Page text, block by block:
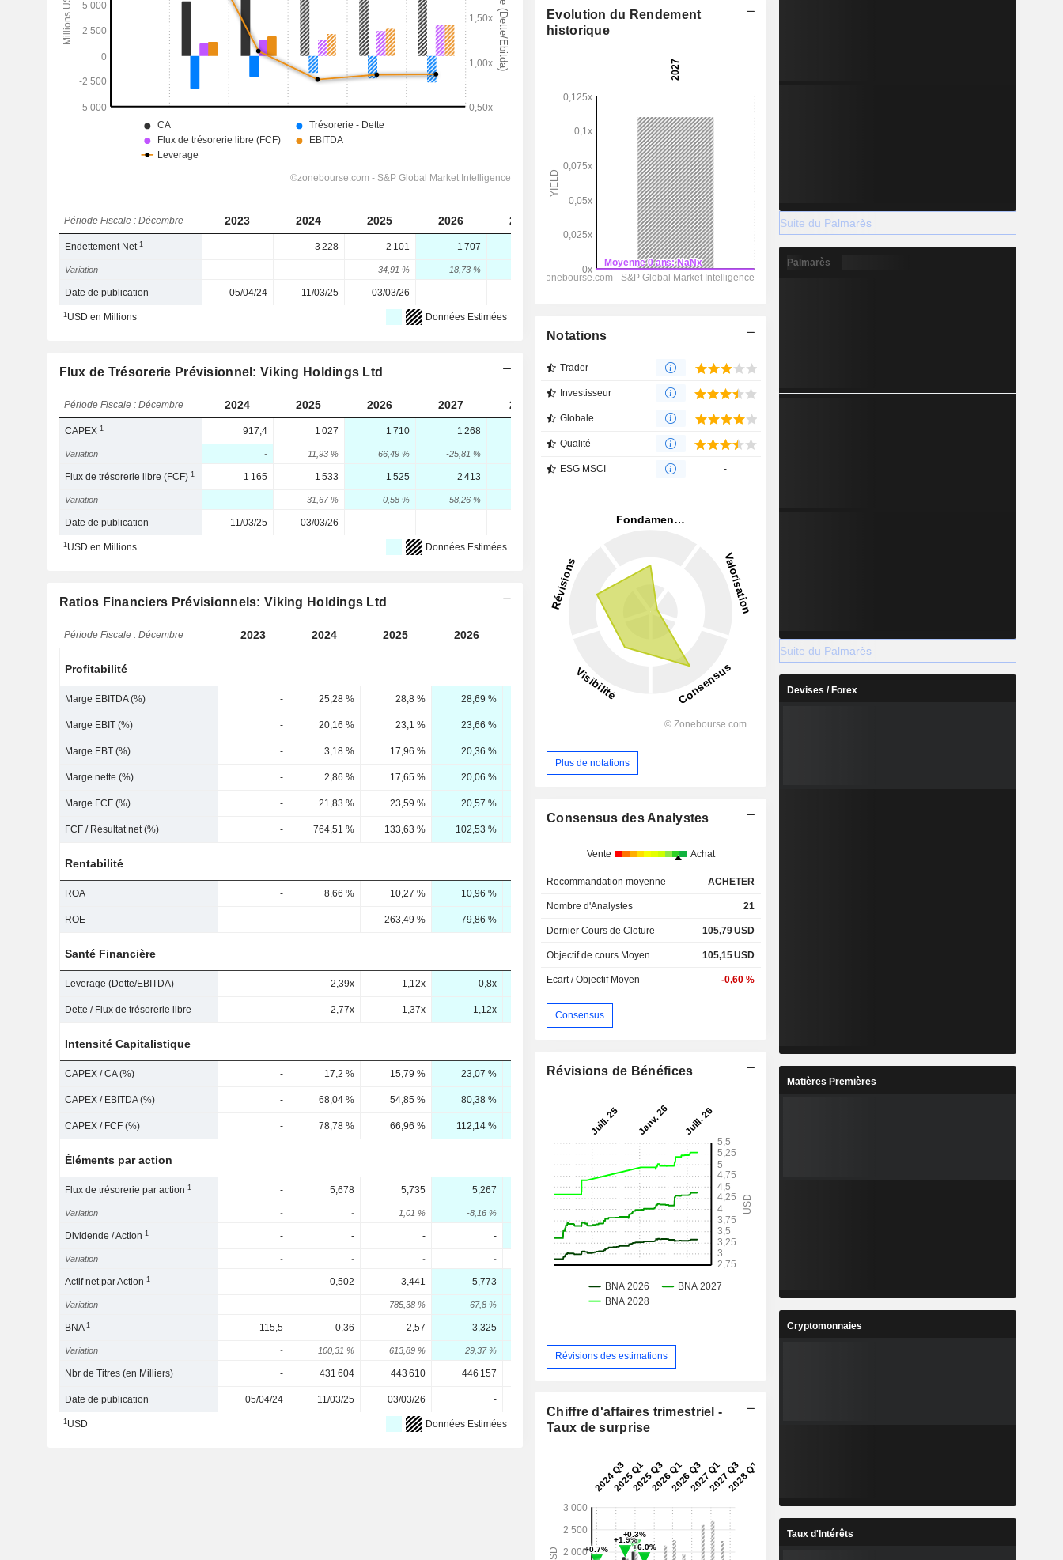
Période Fiscale : Décembre 2023 2024 2025 2026 2027
Endettement Net1 - 3 228 2 101 1 707
Variation - - -34,91 % -18,73 % 15,82 %
Date de publication 05/04/24 11/03/25 03/03/26 -
1USD en Millions Données Estimées
Flux de Trésorerie Prévisionnel: Viking Holdings Ltd
Période Fiscale : Décembre 2024 2025 2026 2027 2028
CAPEX1 917,4 1 027 1 710 1 268
Variation - 11,93 % 66,49 % -25,81 %
Flux de trésorerie libre (FCF)1 1 165 1 533 1 525 2 413 3 059
Variation - 31,67 % -0,58 % 58,26 %
Date de publication 11/03/25 03/03/26 - -
1USD en Millions Données Estimées
Ratios Financiers Prévisionnels: Viking Holdings Ltd
Période Fiscale : Décembre 2023 2024 2025 2026 2028
Profitabilité
Marge EBITDA (%) - 25,28 % 28,8 % 28,69 % 30,43 %
Marge EBIT (%) - 20,16 % 23,1 % 23,66 %
Marge EBT (%) - 3,18 % 17,96 % 20,36 % 22,47 % 23,83 %
Marge nette (%) - 2,86 % 17,65 % 20,06 % 22,09 % 23,34 %
Marge FCF (%) - 21,83 % 23,59 % 20,57 %
FCF / Résultat net (%) - 764,51 % 133,63 % 102,53 %
Rentabilité
ROA - 8,66 % 10,27 % 10,96 %
ROE - - 263,49 % 79,86 %
Santé Financière
Leverage (Dette/EBITDA) - 2,39x 1,12x 0,8x 0,86x 0,86x
Dette / Flux de trésorerie libre - 2,77x 1,37x 1,12x 0,94x
Intensité Capitalistique
CAPEX / CA (%) - 17,2 % 15,79 % 23,07 % 14,28 % 14,11 %
CAPEX / EBITDA (%) - 68,04 % 54,85 % 80,38 %
CAPEX / FCF (%) - 78,78 % 66,96 % 112,14 %
Éléments par action
Flux de trésorerie par action1 - 5,678 5,735 5,267 6,889 6,83
Variation - - 1,01 % -8,16 % 30,8 % -0,86 %
Dividende / Action1 - - - - 0,1126
Variation - - - - -
Actif net par Action1 - -0,502 3,441 5,773 13,18
Variation - - 785,38 % 67,8 % 40,77 %
BNA1 -115,5 0,36 2,57 3,325
Variation - 100,31 % 613,89 % 29,37 % 31,71 % 20,66 %
Nbr de Titres (en Milliers) - 431 604 443 610 446 157
Date de publication 05/04/24 11/03/25 03/03/26 -
1USD Données Estimées
Evolution du Rendement
historique
Notations
Trader
Investisseur
Globale
Qualité
ESG MSCI -
Plus de notations
Consensus des Analystes
Vente Achat
Recommandation moyenne ACHETER
Nombre d'Analystes 21
Dernier Cours de Cloture 105,79USD
Objectif de cours Moyen 105,15USD
Ecart / Objectif Moyen -0,60 %
Consensus
Révisions de Bénéfices
Révisions des estimations
Chiffre d'affaires trimestriel -
Taux de surprise
Suite du Palmarès
Palmarès
Suite du Palmarès
Devises / Forex
Matières Premières
Cryptomonnaies
Taux d'Intérêts